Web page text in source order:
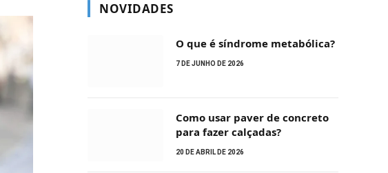
NOVIDADES
O que é síndrome metabólica?
7 DE JUNHO DE 2026
Como usar paver de concreto
para fazer calçadas?
20 DE ABRIL DE 2026